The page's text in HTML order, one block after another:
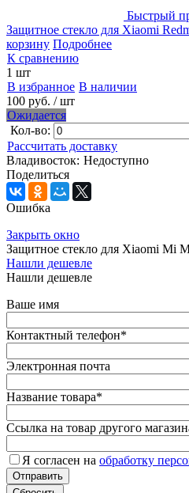
Быстрый
Защитное стекло для Xiaomi
корзину Подробнее
К сравнению
1 шт
В избранное В наличии
100 руб. / шт
Ожидается
Кол-во:
Рассчитать доставку
Владивосток: Недоступно
Поделиться
Ошибка
Закрыть окно
Защитное стекло для Xiaomi Mi
Нашли дешевле
Нашли дешевле
Ваше имя
Контактный телефон*
Электронная почта
Название товара*
Ссылка на товар другого
Я согласен на обработку